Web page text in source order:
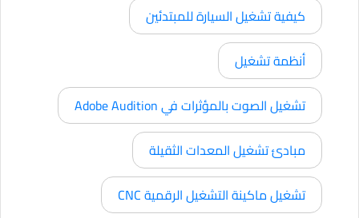
كيفية تشغيل السيارة للمبتدئين
أنظمة تشغيل
تشغيل الصوت بالمؤثرات في Adobe Audition
مبادئ تشغيل المعدات الثقيلة
تشغيل ماكينة التشغيل الرقمية CNC